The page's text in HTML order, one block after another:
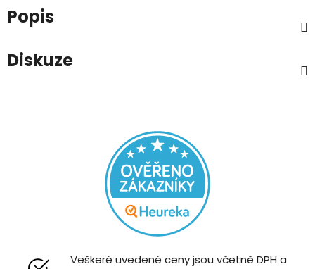
Popis
Diskuze
Veškeré uvedené ceny jsou včetně DPH a